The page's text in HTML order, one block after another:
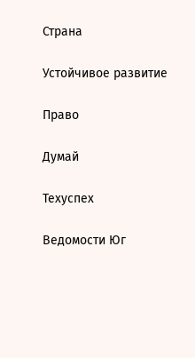
Страна
Устойчивое развитие
Право
Думай
Техуспех
Ведомости Юг